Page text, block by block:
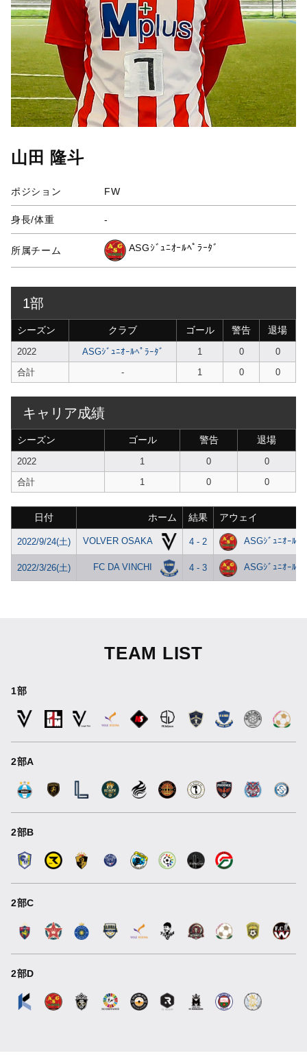
山田 隆斗
ポジション FW
身長/体重 -
所属チーム ASGｼﾞｭﾆｵｰﾙﾍﾟﾗｰﾀﾞ
1部
シーズン クラブ ゴール 警告 退場
2022 ASGｼﾞｭﾆｵｰﾙﾍﾟﾗｰﾀﾞ 1 0
0
合計
- 1 0 0
キャリア成績
シーズン ゴール 警告 退場
2022 1 0
0
合計
1 0 0
日付 ホーム 結果 アウェイ
2022/9/24(土) VOLVER OSAKA 4 - 2 ASGｼﾞｭﾆｵｰﾙﾍ
2022/3/26(土) FC DA VINCHI 4 - 3 ASGｼﾞｭﾆｵｰﾙﾍ
TEAM LIST
1部
2部A
2部B
2部C
2部D